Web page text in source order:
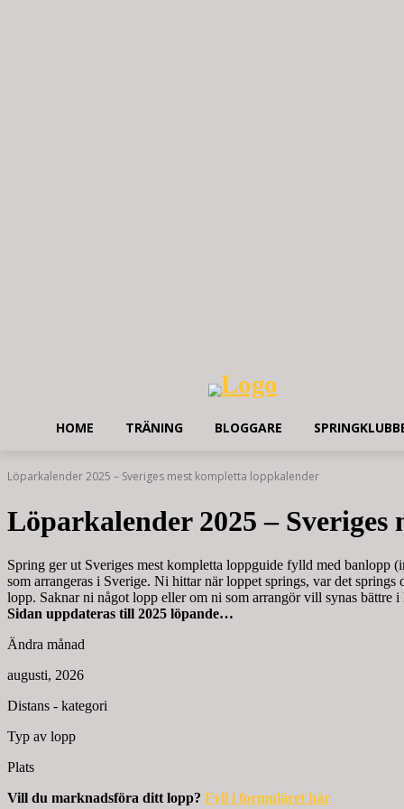
HOME TRÄNING BLOGGARE
Löparkalender 2025 – Sveriges mest kompletta loppkalender
Löparkalender 2025 –
Spring ger ut Sveriges mest kompletta loppguide fylld med banlopp
som arrangeras i Sverige. Ni hittar när loppet springs, var det
lopp. Saknar ni något lopp eller om ni som arrangör vill synas bättre i
Sidan uppdateras till 2025 löpande…
Ändra månad
augusti, 2026
Distans - kategori
Typ av lopp
Plats
Vill du marknadsföra ditt lopp? Fyll i formuläret här